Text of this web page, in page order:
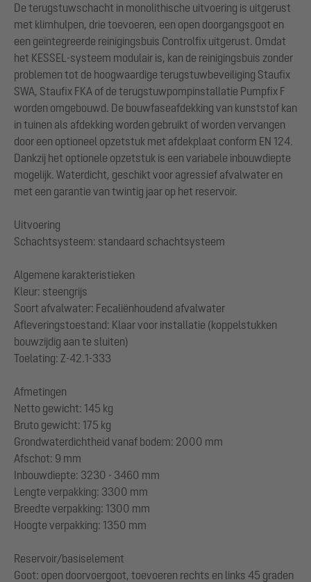
De terugstuwschacht in monolithische uitvoering is uitgerust
met klimhulpen, drie toevoeren, een open doorgangsgoot en
een geïntegreerde reinigingsbuis Controlfix uitgerust. Omdat
het KESSEL-systeem modulair is, kan de reinigingsbuis zonder
problemen tot de hoogwaardige terugstuwbeveiliging Staufix
SWA, Staufix FKA of de terugstuwpompinstallatie Pumpfix F
worden omgebouwd. De bouwfaseafdekking van kunststof kan
in tuinen als afdekking worden gebruikt of worden vervangen
door een optioneel opzetstuk met afdekplaat conform EN 124.
Dankzij het optionele opzetstuk is een variabele inbouwdiepte
mogelijk. Waterdicht, geschikt voor agressief afvalwater en
met een garantie van twintig jaar op het reservoir.
Uitvoering
Schachtsysteem: standaard schachtsysteem
Algemene karakteristieken
Kleur: steengrijs
Soort afvalwater: Fecaliënhoudend afvalwater
Afleveringstoestand: Klaar voor installatie (koppelstukken
bouwzijdig aan te sluiten)
Toelating: Z-42.1-333
Afmetingen
Netto gewicht: 145 kg
Bruto gewicht: 175 kg
Grondwaterdichtheid vanaf bodem: 2000 mm
Afschot: 9 mm
Inbouwdiepte: 3230 - 3460 mm
Lengte verpakking: 3300 mm
Breedte verpakking: 1300 mm
Hoogte verpakking: 1350 mm
Reservoir/basiselement
Goot: open doorvoergoot, toevoeren rechts en links 45 graden